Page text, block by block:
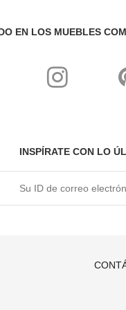
altos niveles de
tiempos!
industria de muebles
exquisitos hechos a
EN LOS MUEBLES
INSPÍRATE CON LO